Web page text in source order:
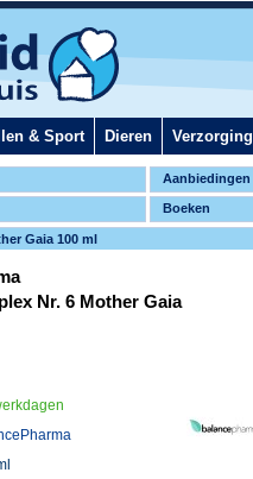
& Sport Dieren Verzorging
Aanbiedingen
Boeken
Gaia 100 ml
Nr. 6 Mother Gaia